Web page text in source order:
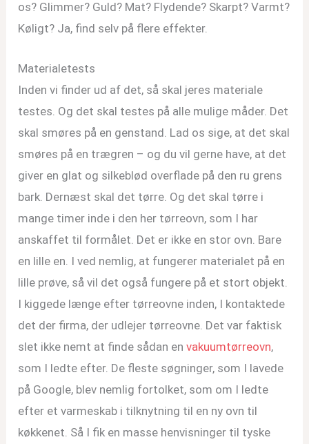
os? Glimmer? Guld? Mat? Flydende? Skarpt? Varmt?
Køligt? Ja, find selv på flere effekter.
Materialetests
Inden vi finder ud af det, så skal jeres materiale
testes. Og det skal testes på alle mulige måder. Det
skal smøres på en genstand. Lad os sige, at det skal
smøres på en trægren – og du vil gerne have, at det
giver en glat og silkeblød overflade på den ru grens
bark. Dernæst skal det tørre. Og det skal tørre i
mange timer inde i den her tørreovn, som I har
anskaffet til formålet. Det er ikke en stor ovn. Bare
en lille en. I ved nemlig, at fungerer materialet på en
lille prøve, så vil det også fungere på et stort objekt.
I kiggede længe efter tørreovne inden, I kontaktede
det der firma, der udlejer tørreovne. Det var faktisk
slet ikke nemt at finde sådan envakuumtørreovn,
som I ledte efter. De fleste søgninger, som I lavede
på Google, blev nemlig fortolket, som om I ledte
efter et varmeskab i tilknytning til en ny ovn til
køkkenet. Så I fik en masse henvisninger til tyske